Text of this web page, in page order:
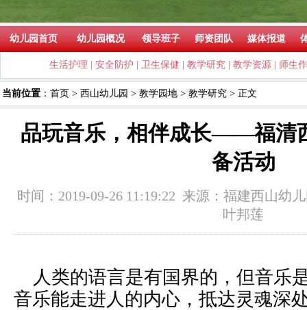
幼儿园首页 幼儿园概况 领导班子 师资团队 媒体报道
生活护理 安全防护 卫生保健 教学研究 教学资源 师生
当前位置 ： 首页 > 西山幼儿园 > 教学园地 > 教学研究 > 正文
品玩音乐，相伴成长——福清
备活动
时间：2019-09-26 11:19:22 来源： 福建西山幼
叶邦莲
人类的语言是有国界的，但音乐
音乐能走进人的内心，抵达灵魂深